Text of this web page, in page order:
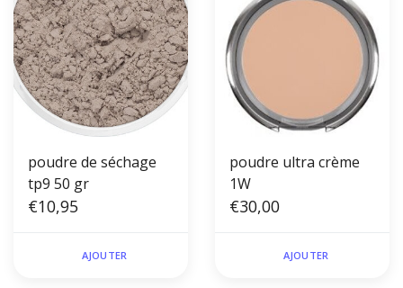
poudre de séchage
tp9 50 gr
€10,95
AJOUTER
poudre ultra crème
1W
€30,00
AJOUTER